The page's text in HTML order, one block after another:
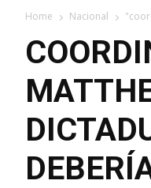
Home Nacional